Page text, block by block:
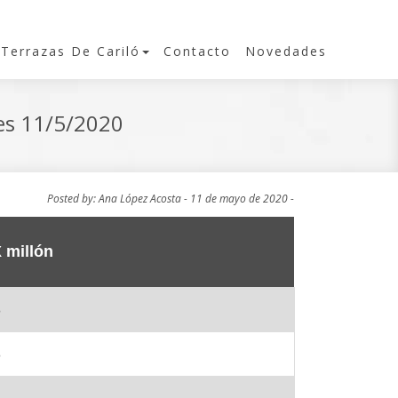
Terrazas De Cariló Contacto Novedades
11/5/2020
Posted by: Ana López Acosta - 11 de mayo de 2020 -
millón